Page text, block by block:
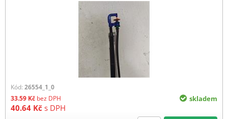
Kód: 26554_1_0
33.59 Kč bez DPH
40.64 Kč s DPH
skladem